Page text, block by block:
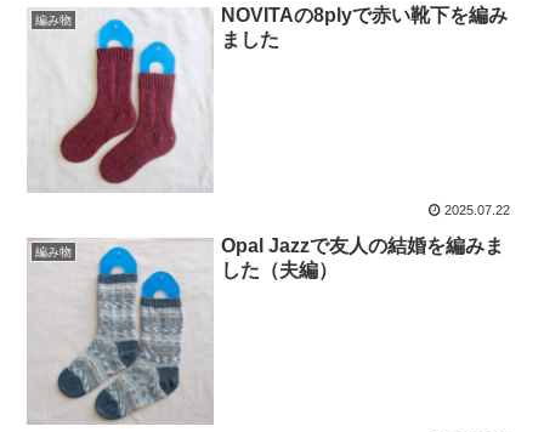
編み物
NOVITAの8plyで赤い靴下を編み
ました
2025.07.22
編み物
Opal Jazzで友人の結婚を編みま
した（夫編）